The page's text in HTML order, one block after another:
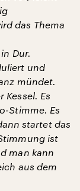
das Thema
Dur.
und
mündet.
Kessel. Es
Stimme. Es
startet das
ist
man kann
aus dem